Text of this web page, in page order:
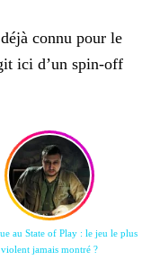
connu pour le
ici d’un spin-off
au State of Play : le jeu le plus
violent jamais montré ?